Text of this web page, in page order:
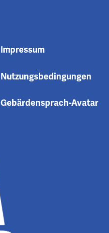
Impressum
Nutzungsbedingungen
Gebärdensprach-Avatar